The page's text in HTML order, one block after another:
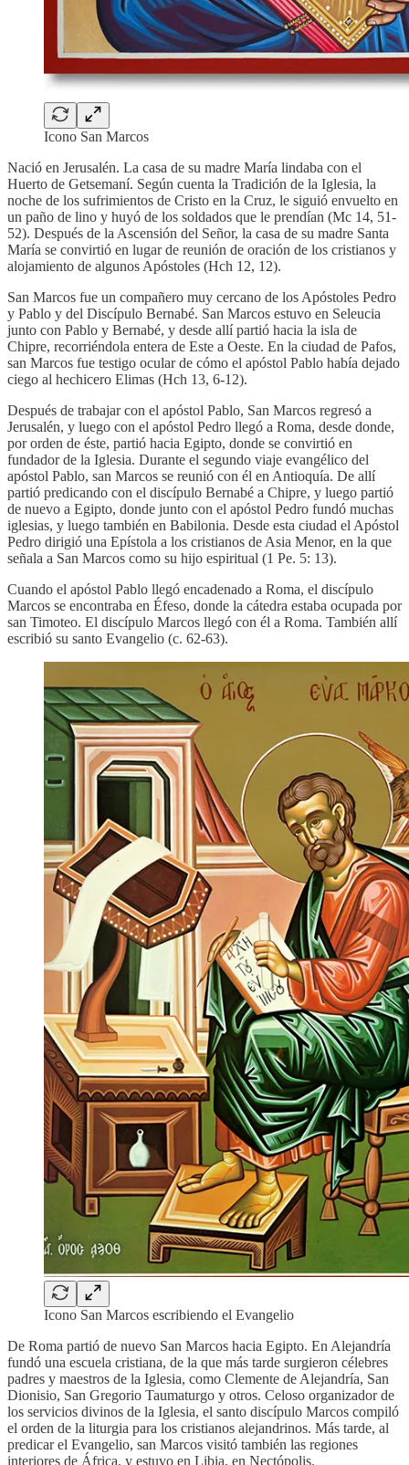
Icono San Marcos
Nació en Jerusalén. La casa de su madre María lindaba con el
Huerto de Getsemaní. Según cuenta la Tradición de la Iglesia, la
noche de los sufrimientos de Cristo en la Cruz, le siguió envuelto en
un paño de lino y huyó de los soldados que le prendían (Mc 14, 51-
52). Después de la Ascensión del Señor, la casa de su madre Santa
María se convirtió en lugar de reunión de oración de los cristianos y
alojamiento de algunos Apóstoles (Hch 12, 12).
San Marcos fue un compañero muy cercano de los Apóstoles Pedro
y Pablo y del Discípulo Bernabé. San Marcos estuvo en Seleucia
junto con Pablo y Bernabé, y desde allí partió hacia la isla de
Chipre, recorriéndola entera de Este a Oeste. En la ciudad de Pafos,
san Marcos fue testigo ocular de cómo el apóstol Pablo había dejado
ciego al hechicero Elimas (Hch 13, 6-12).
Después de trabajar con el apóstol Pablo, San Marcos regresó a
Jerusalén, y luego con el apóstol Pedro llegó a Roma, desde donde,
por orden de éste, partió hacia Egipto, donde se convirtió en
fundador de la Iglesia. Durante el segundo viaje evangélico del
apóstol Pablo, san Marcos se reunió con él en Antioquía. De allí
partió predicando con el discípulo Bernabé a Chipre, y luego partió
de nuevo a Egipto, donde junto con el apóstol Pedro fundó muchas
iglesias, y luego también en Babilonia. Desde esta ciudad el Apóstol
Pedro dirigió una Epístola a los cristianos de Asia Menor, en la que
señala a San Marcos como su hijo espiritual (1 Pe. 5: 13).
Cuando el apóstol Pablo llegó encadenado a Roma, el discípulo
Marcos se encontraba en Éfeso, donde la cátedra estaba ocupada por
san Timoteo. El discípulo Marcos llegó con él a Roma. También allí
escribió su santo Evangelio (c. 62-63).
Icono San Marcos escribiendo el Evangelio
De Roma partió de nuevo San Marcos hacia Egipto. En Alejandría
fundó una escuela cristiana, de la que más tarde surgieron célebres
padres y maestros de la Iglesia, como Clemente de Alejandría, San
Dionisio, San Gregorio Taumaturgo y otros. Celoso organizador de
los servicios divinos de la Iglesia, el santo discípulo Marcos compiló
el orden de la liturgia para los cristianos alejandrinos. Más tarde, al
predicar el Evangelio, san Marcos visitó también las regiones
interiores de África, y estuvo en Libia, en Nectópolis.